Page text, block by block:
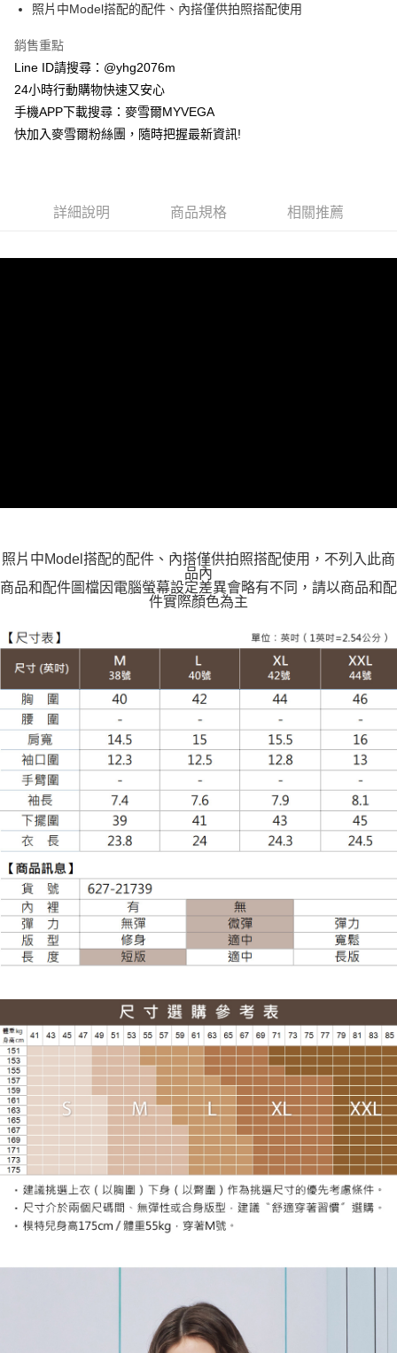
玉山商業銀行
星展（台灣）商業銀行
台灣樂天信用卡公司
貨到付款
運送方式
全家取貨付款
每筆NT$100，滿NT$599(含以上)免運費
每筆NT$120
照片中Model搭配的配件、內搭僅供拍照搭配使用
銷售重點
Line ID請搜尋：@yhg2076m
24小時行動購物快速又安心
手機APP下載搜尋：麥雪爾MYVEGA
快加入麥雪爾粉絲團，隨時把握最新資訊!
詳細說明 商品規格 相關推薦
照片中Model搭配的配件、內搭僅供拍照搭配使用，不列入此商
品內
商品和配件圖檔因電腦螢幕設定差異會略有不同，請以商品和配
件實際顏色為主